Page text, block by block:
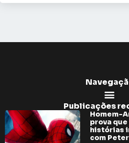
Publicações
Homem-
prova
histórias
com